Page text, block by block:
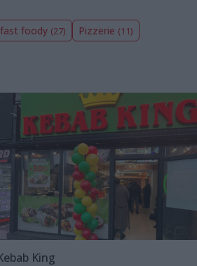
foody (27) Pizzerie (11)
King